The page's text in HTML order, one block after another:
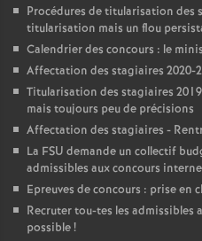
Procédures de titularisation des
titularisation mais un flou
Calendrier des concours : le
Affectation des stagiaires 2020-
Titularisation des stagiaires
mais toujours peu de précisions
Affectation des stagiaires -
La FSU demande un collectif
admissibles aux concours
Epreuves de concours : prise en
Recruter tou-tes les admissibles
possible!